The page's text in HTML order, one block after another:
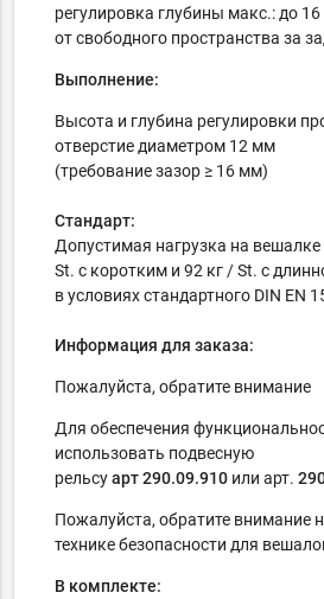
регулировка глубины макс.: до
от свободного пространства за
Выполнение:
Высота и глубина регулировки
отверстие диаметром 12 мм
(требование зазор ≥ 16 мм)
Стандарт:
Допустимая нагрузка на вешалке
St. с коротким и 92 кг / St. с
в условиях стандартного DIN EN
Информация для заказа:
Пожалуйста, обратите внимание
Для обеспечения
использовать подвесную
рельсуарт 290.09.910 или арт.
Пожалуйста, обратите внимание
технике безопасности для
В комплекте: